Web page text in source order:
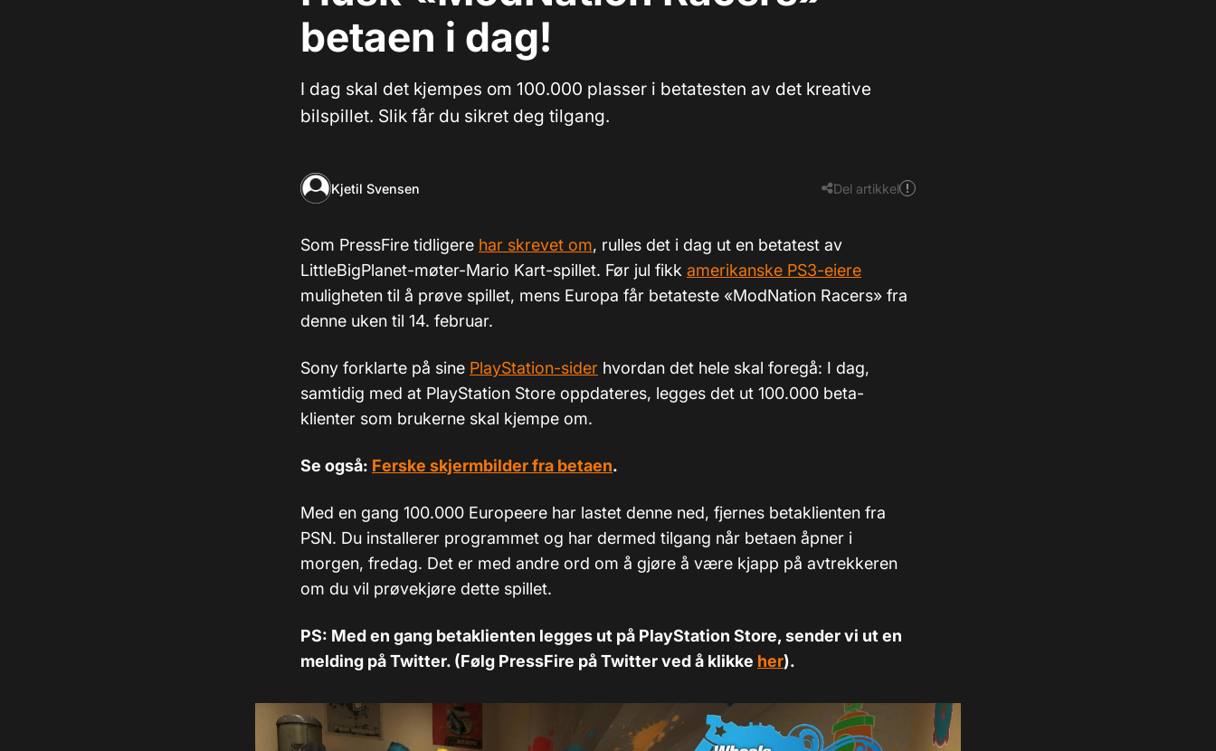
betaen i dag!
I dag skal det kjempes om 100.000 plasser i betatesten av det kreative
bilspillet. Slik får du sikret deg tilgang.
Kjetil Svensen Del artikkel
Som PressFire tidligere har skrevet om, rulles det i dag ut en betatest av
LittleBigPlanet-møter-Mario Kart-spillet. Før jul fikk amerikanske PS3-eiere
muligheten til å prøve spillet, mens Europa får betateste «ModNation Racers» fra
denne uken til 14. februar.
Sony forklarte på sine PlayStation-sider hvordan det hele skal foregå: I dag,
samtidig med at PlayStation Store oppdateres, legges det ut 100.000 beta-
klienter som brukerne skal kjempe om.
Se også: Ferske skjermbilder fra betaen.
Med en gang 100.000 Europeere har lastet denne ned, fjernes betaklienten fra
PSN. Du installerer programmet og har dermed tilgang når betaen åpner i
morgen, fredag. Det er med andre ord om å gjøre å være kjapp på avtrekkeren
om du vil prøvekjøre dette spillet.
PS: Med en gang betaklienten legges ut på PlayStation Store, sender vi ut en
melding på Twitter. (Følg PressFire på Twitter ved å klikke her).